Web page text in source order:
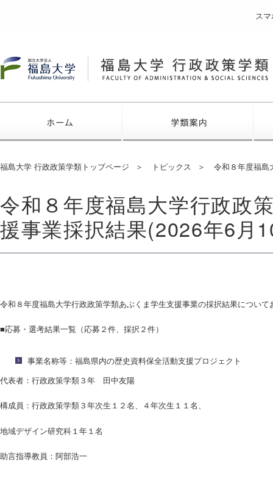
ス
福島大学
福島大学 行政政策学類トップページ トピックス 令和８年度福島
令和８年度福島大学行政政
援事業採択結果(2026年6月
令和８年度福島大学行政政策学類あぶくま学生支援事業の採択結果につい
■応募・選考結果一覧（応募２件、採択２件）
事業名称等：福島県内の歴史資料保全活動支援プロジェクト
代表者：行政政策学類３年 田中友陽
構成員：行政政策学類３年次生１２名、４年次生１１名、
地域デザイン研究科１年１名
助言指導教員：阿部浩一